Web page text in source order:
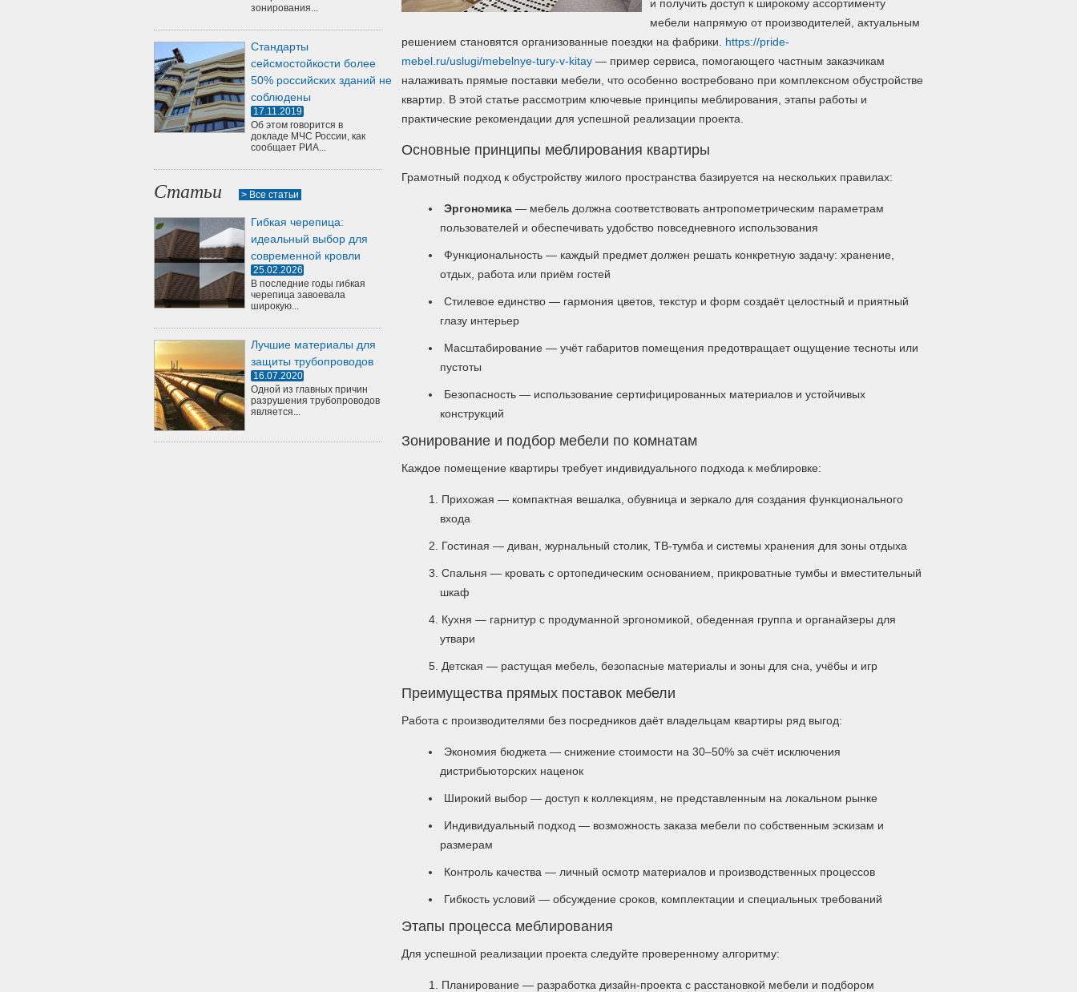
зонирования...
Стандарты
сейсмостойкости более
50% российских зданий не
соблюдены
17.11.2019
Об этом говорится в
докладе МЧС России, как
сообщает РИА...
Статьи > Все статьи
Гибкая черепица:
идеальный выбор для
современной кровли
25.02.2026
В последние годы гибкая
черепица завоевала
широкую...
Лучшие материалы для
защиты трубопроводов
16.07.2020
Одной из главных причин
разрушения трубопроводов
является...
и получить доступ к широкому ассортименту
мебели напрямую от производителей, актуальным
решением становятся организованные поездки на фабрики. https://pride-
mebel.ru/uslugi/mebelnye-tury-v-kitay — пример сервиса, помогающего частным заказчикам
налаживать прямые поставки мебели, что особенно востребовано при комплексном обустройстве
квартир. В этой статье рассмотрим ключевые принципы меблирования, этапы работы и
практические рекомендации для успешной реализации проекта.
Основные принципы меблирования квартиры
Грамотный подход к обустройству жилого пространства базируется на нескольких правилах:
Эргономика — мебель должна соответствовать антропометрическим параметрам
пользователей и обеспечивать удобство повседневного использования
Функциональность — каждый предмет должен решать конкретную задачу: хранение,
отдых, работа или приём гостей
Стилевое единство — гармония цветов, текстур и форм создаёт целостный и приятный
глазу интерьер
Масштабирование — учёт габаритов помещения предотвращает ощущение тесноты или
пустоты
Безопасность — использование сертифицированных материалов и устойчивых
конструкций
Зонирование и подбор мебели по комнатам
Каждое помещение квартиры требует индивидуального подхода к меблировке:
Прихожая — компактная вешалка, обувница и зеркало для создания функционального
входа
Гостиная — диван, журнальный столик, ТВ-тумба и системы хранения для зоны отдыха
Спальня — кровать с ортопедическим основанием, прикроватные тумбы и вместительный
шкаф
Кухня — гарнитур с продуманной эргономикой, обеденная группа и органайзеры для
утвари
Детская — растущая мебель, безопасные материалы и зоны для сна, учёбы и игр
Преимущества прямых поставок мебели
Работа с производителями без посредников даёт владельцам квартиры ряд выгод:
Экономия бюджета — снижение стоимости на 30–50% за счёт исключения
дистрибьюторских наценок
Широкий выбор — доступ к коллекциям, не представленным на локальном рынке
Индивидуальный подход — возможность заказа мебели по собственным эскизам и
размерам
Контроль качества — личный осмотр материалов и производственных процессов
Гибкость условий — обсуждение сроков, комплектации и специальных требований
Этапы процесса меблирования
Для успешной реализации проекта следуйте проверенному алгоритму:
Планирование — разработка дизайн-проекта с расстановкой мебели и подбором